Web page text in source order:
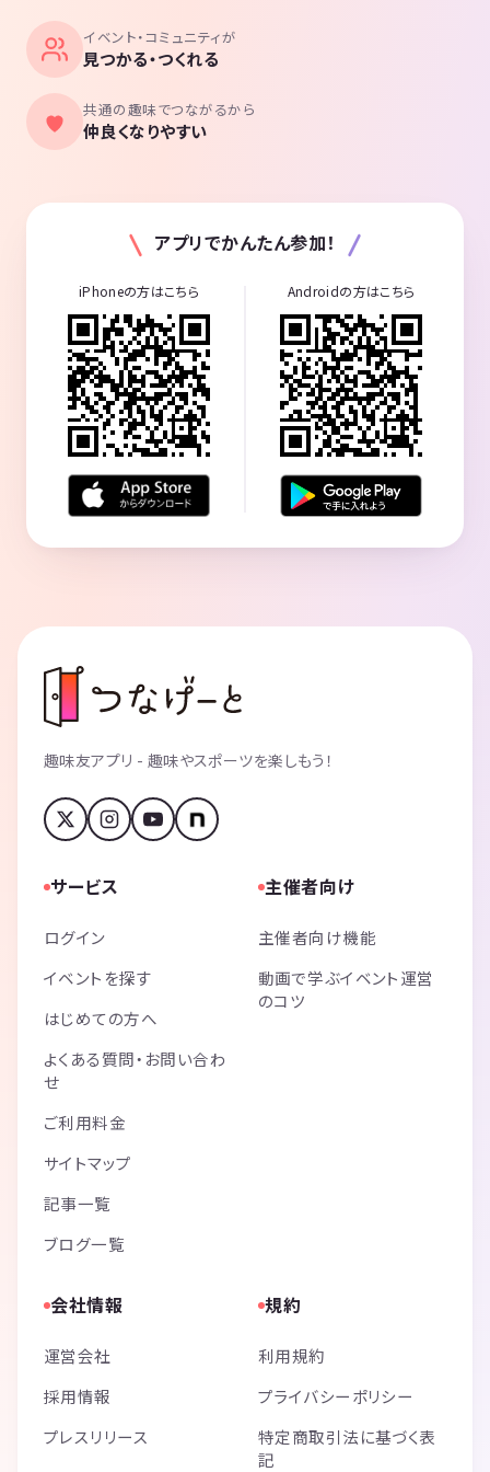
イベント・コミュニティが
見つかる・つくれる
共通の趣味でつながるから
仲良くなりやすい
アプリでかんたん参加！
iPhoneの方はこちら Androidの方はこちら
趣味友アプリ - 趣味やスポーツを楽しもう！
サービス
ログイン
イベントを探す
はじめての方へ
よくある質問・お問い合わ
せ
ご利用料金
サイトマップ
記事一覧
ブログ一覧
主催者向け
主催者向け機能
動画で学ぶイベント運営
のコツ
会社情報
運営会社
採用情報
プレスリリース
規約
利用規約
プライバシーポリシー
特定商取引法に基づく表
記